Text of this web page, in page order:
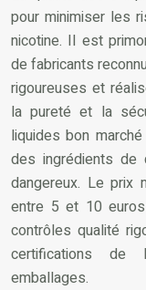
pour minimiser les
nicotine. Il est
de fabricants
rigoureuses et
la pureté et la
liquides bon
des ingrédients de
dangereux. Le prix
entre 5 et 10
contrôles qualité
certifications de
emballages.